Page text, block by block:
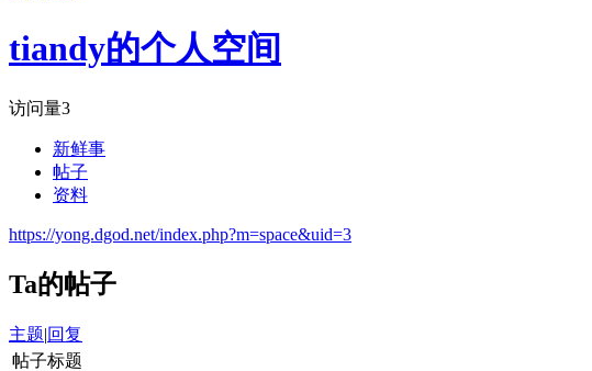
tiandy的个人空间
访问量3
新鲜事
帖子
资料
https://yong.dgod.net/index.php?m=space&uid=3
Ta的帖子
主题|回复
帖子标题